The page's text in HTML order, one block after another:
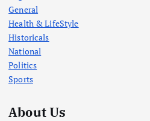
General
Health & LifeStyle
Historicals
National
Politics
Sports
About Us